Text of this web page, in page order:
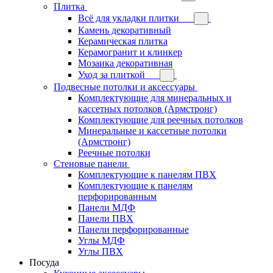
Плитка
Всё для укладки плитки
Камень декоративный
Керамическая плитка
Керамогранит и клинкер
Мозаика декоративная
Уход за плиткой
Подвесные потолки и аксессуары
Комплектующие для минеральных и
кассетных потолков (Армстронг)
Комплектующие для реечных потолков
Минеральные и кассетные потолки
(Армстронг)
Реечные потолки
Стеновые панели
Комплектующие к панелям ПВХ
Комплектующие к панелям
перфорированным
Панели МДФ
Панели ПВХ
Панели перфорированные
Углы МДФ
Углы ПВХ
Посуда